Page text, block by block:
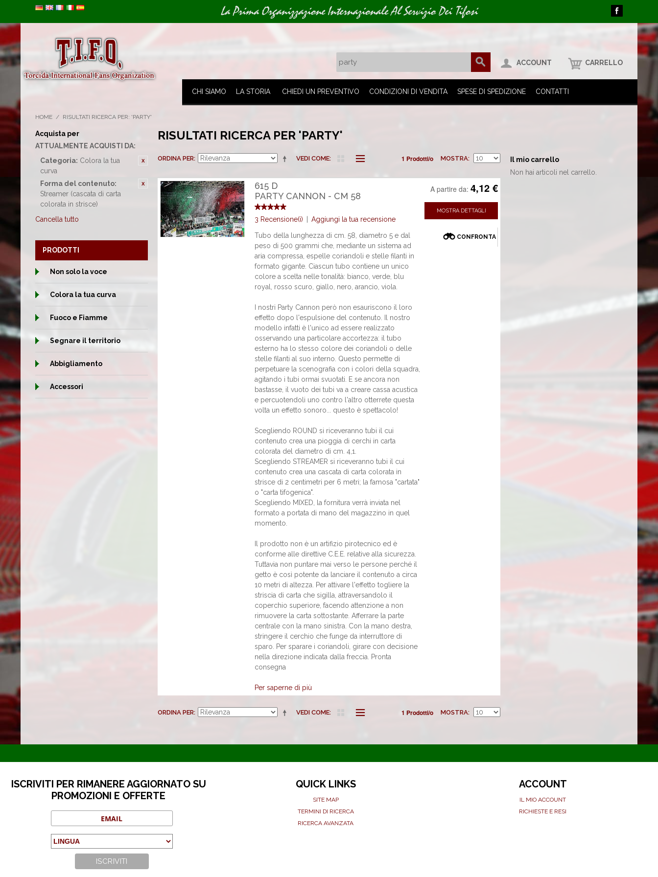
La Prima Organizzazione Internazionale Al Servizio Dei Tifosi
ACCOUNT CARRELLO
CHI SIAMO LA STORIA CHIEDI UN PREVENTIVO CONDIZIONI DI VENDITA SPESE DI SPEDIZIONE CONTATTI
HOME / RISULTATI RICERCA PER: 'PARTY'
Acquista per
ATTUALMENTE ACQUISTI DA:
Categoria: Colora la tua
curva
Forma del contenuto:
Streamer (cascata di carta
colorata in strisce)
Cancella tutto
RISULTATI RICERCA PER 'PARTY'
VEDI COME
ORDINA PER 1 Prodotti/o MOSTRA
615 D
PARTY CANNON - CM 58
3 Recensione(i) Aggiungi la tua recensione
A partire da: 4,12 €
MOSTRA DETTAGLI
CONFRONTA
Tubo della lunghezza di cm. 58, diametro 5 e dal
peso di 500 grammi che, mediante un sistema ad
aria compressa, espelle coriandoli e stelle filanti in
formato gigante. Ciascun tubo contiene un unico
colore a scelta nelle tonalità: bianco, verde, blu
royal, rosso scuro, giallo, nero, arancio, viola.
I nostri Party Cannon però non esauriscono il loro
effetto dopo l'espulsione del contenuto. Il nostro
modello infatti è l'unico ad essere realizzato
osservando una particolare accortezza: il tubo
esterno ha lo stesso colore dei coriandoli o delle
stelle filanti al suo interno. Questo permette di
perpetuare la scenografia con i colori della squadra,
agitando i tubi ormai svuotati. E se ancora non
bastasse, il vuoto dei tubi va a creare cassa acustica
e percuotendoli uno contro l'altro otterrete questa
volta un effetto sonoro... questo è spettacolo!
Scegliendo ROUND si riceveranno tubi il cui
contenuto crea una pioggia di cerchi in carta
colorata del diametro di cm. 4,1.
Scegliendo STREAMER si riceveranno tubi il cui
contenuto crea una cascata di carta colorata in
strisce di 2 centimetri per 6 metri; la famosa "cartata"
o "carta tifogenica".
Scegliendo MIXED, la fornitura verrà inviata nel
formato a portata di mano del magazzino in quel
momento.
Il prodotto non è un artifizio pirotecnico ed è
conforme alle direttive C.E.E. relative alla sicurezza.
Tuttavia non puntare mai verso le persone perché il
getto è così potente da lanciare il contenuto a circa
10 metri di altezza. Per attivare l'effetto togliere la
striscia di carta che sigilla, attraversandolo il
coperchio superiore, facendo attenzione a non
rimuovere la carta sottostante. Afferrare la parte
centrale con la mano sinistra. Con la mano destra,
stringere il cerchio che funge da interruttore di
sparo. Per sparare i coriandoli, girare con decisione
nella direzione indicata dalla freccia. Pronta
consegna
Per saperne di più
VEDI COME
ORDINA PER 1 Prodotti/o MOSTRA
PRODOTTI
Non solo la voce
Colora la tua curva
Fuoco e Fiamme
Segnare il territorio
Abbigliamento
Accessori
Il mio carrello
Non hai articoli nel carrello.
ISCRIVITI PER RIMANERE AGGIORNATO SU
PROMOZIONI E OFFERTE
QUICK LINKS
SITE MAP
TERMINI DI RICERCA
RICERCA AVANZATA
ACCOUNT
IL MIO ACCOUNT
RICHIESTE E RESI